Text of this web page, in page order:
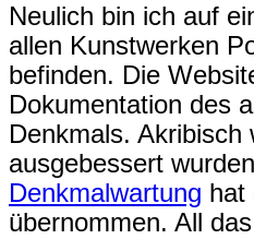
Neulich bin ich auf
allen Kunstwerken
befinden. Die
Dokumentation des
Denkmals.
ausgebessert
Denkmalwartung hat
übernommen. All